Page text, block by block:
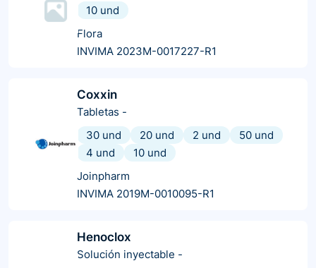
10 und
Flora
INVIMA 2023M-0017227-R1
Coxxin
Tabletas -
30 und
20 und 2 und
50 und
4 und
10 und
Joinpharm
INVIMA 2019M-0010095-R1
Henoclox
Solución inyectable -